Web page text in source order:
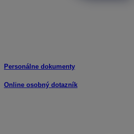
Personálne dokumenty
Online osobný dotazník